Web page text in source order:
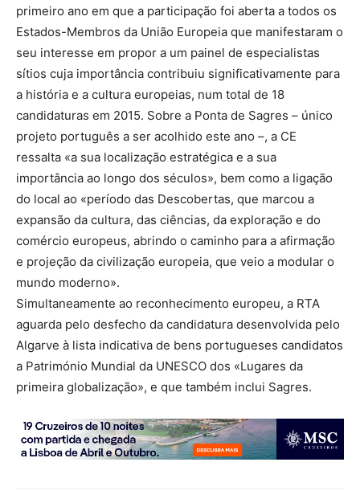
primeiro ano em que a participação foi aberta a todos os
Estados-Membros da União Europeia que manifestaram o
seu interesse em propor a um painel de especialistas
sítios cuja importância contribuiu significativamente para
a história e a cultura europeias, num total de 18
candidaturas em 2015. Sobre a Ponta de Sagres – único
projeto português a ser acolhido este ano –, a CE
ressalta «a sua localização estratégica e a sua
importância ao longo dos séculos», bem como a ligação
do local ao «período das Descobertas, que marcou a
expansão da cultura, das ciências, da exploração e do
comércio europeus, abrindo o caminho para a afirmação
e projeção da civilização europeia, que veio a modular o
mundo moderno».
Simultaneamente ao reconhecimento europeu, a RTA
aguarda pelo desfecho da candidatura desenvolvida pelo
Algarve à lista indicativa de bens portugueses candidatos
a Património Mundial da UNESCO dos «Lugares da
primeira globalização», e que também inclui Sagres.